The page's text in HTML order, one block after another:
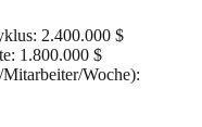
2.400.000 $
1.800.000 $
Woche):